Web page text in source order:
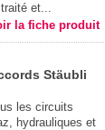
et...
la fiche produit
Stäubli
les circuits
hydrauliques et